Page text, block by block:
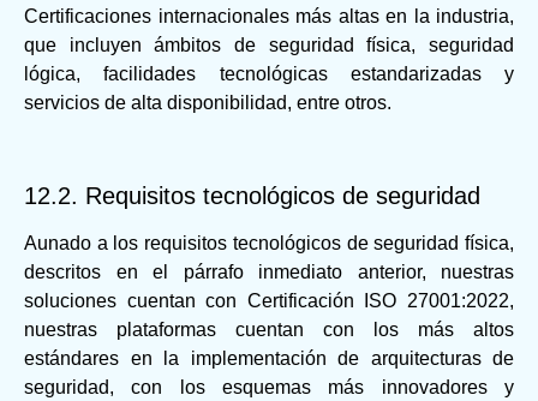
Certificaciones internacionales más altas en la industria,
que incluyen ámbitos de seguridad física, seguridad
lógica, facilidades tecnológicas estandarizadas y
servicios de alta disponibilidad, entre otros.
12.2. Requisitos tecnológicos de seguridad
Aunado a los requisitos tecnológicos de seguridad física,
descritos en el párrafo inmediato anterior, nuestras
soluciones cuentan con Certificación ISO 27001:2022,
nuestras plataformas cuentan con los más altos
estándares en la implementación de arquitecturas de
seguridad, con los esquemas más innovadores y